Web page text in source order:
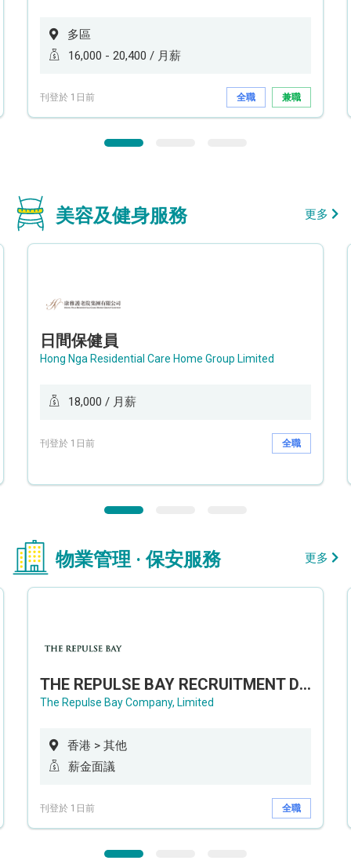
多區
16,000 - 20,400 / 月薪
刊登於 1日前 全職 兼職
美容及健身服務 更多
日間保健員
Hong Nga Residential Care Home Group Limited
18,000 / 月薪
刊登於 1日前 全職
物業管理 · 保安服務 更多
THE REPULSE BAY RECRUITMENT DAY 淺水灣影灣園人才招聘會
The Repulse Bay Company, Limited
香港 > 其他
薪金面議
刊登於 1日前 全職